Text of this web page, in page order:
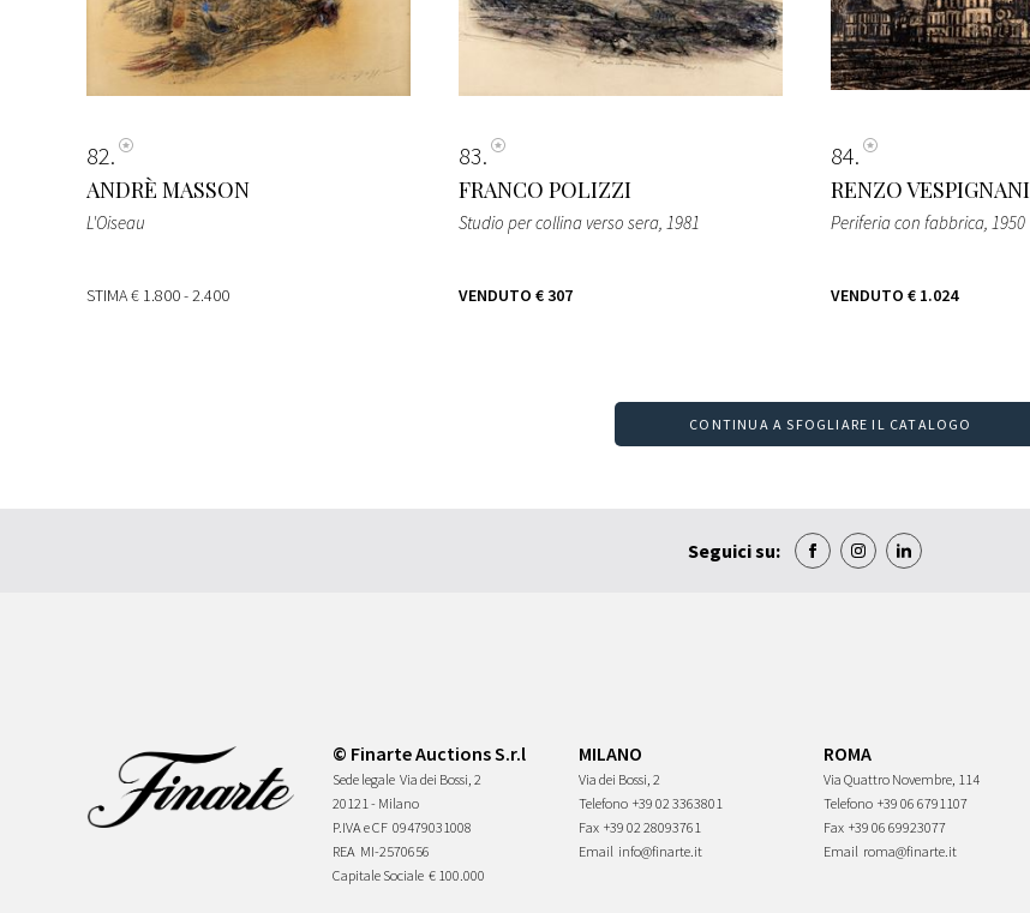
82
ANDRÈ MASSON
L'Oiseau
STIMA€ 1.800 - 2.400
83
FRANCO POLIZZI
Studio per collina verso sera, 1981
VENDUTO € 307
84
RENZO VESPIGNANI
Periferia con fabbrica, 1950
VENDUTO € 1.024
CONTINUA A SFOGLIARE IL CATALOGO
Seguici su:
© Finarte Auctions S.r.l
Sede legale Via dei Bossi, 2
20121 - Milano
P.IVA e CF 09479031008
REA MI-2570656
Capitale Sociale € 100.000
MILANO
Via dei Bossi, 2
Telefono +39 02 3363801
Fax +39 02 28093761
Email info@finarte.it
ROMA
Via Quattro Novembre, 114
Telefono +39 06 6791107
Fax +39 06 69923077
Email roma@finarte.it